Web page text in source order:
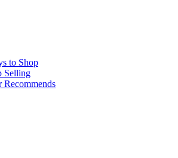
to Shop
Selling
Recommends